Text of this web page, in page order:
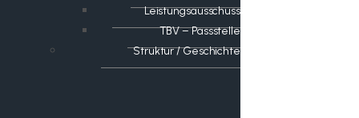
Leistungsausschuss
TBV – Passstelle
Struktur / Geschichte